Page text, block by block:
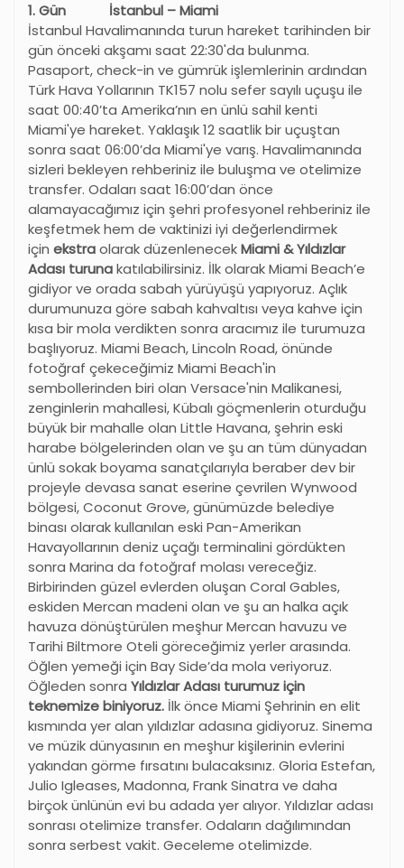
1. Gün İstanbul – Miami
İstanbul Havalimanında turun hareket tarihinden bir
gün önceki akşamı saat 22:30'da bulunma.
Pasaport, check-in ve gümrük işlemlerinin ardından
Türk Hava Yollarının TK157 nolu sefer sayılı uçuşu ile
saat 00:40’ta Amerika’nın en ünlü sahil kenti
Miami'ye hareket. Yaklaşık 12 saatlik bir uçuştan
sonra saat 06:00’da Miami'ye varış. Havalimanında
sizleri bekleyen rehberiniz ile buluşma ve otelimize
transfer. Odaları saat 16:00’dan önce
alamayacağımız için şehri profesyonel rehberiniz ile
keşfetmek hem de vaktinizi iyi değerlendirmek
için ekstraolarak düzenlenecekMiami & Yıldızlar
Adası turunakatılabilirsiniz. İlk olarak Miami Beach’e
gidiyor ve orada sabah yürüyüşü yapıyoruz. Açlık
durumunuza göre sabah kahvaltısı veya kahve için
kısa bir mola verdikten sonra aracımız ile turumuza
başlıyoruz. Miami Beach, Lincoln Road, önünde
fotoğraf çekeceğimiz Miami Beach'in
sembollerinden biri olan Versace'nin Malikanesi,
zenginlerin mahallesi, Kübalı göçmenlerin oturduğu
büyük bir mahalle olan Little Havana, şehrin eski
harabe bölgelerinden olan ve şu an tüm dünyadan
ünlü sokak boyama sanatçılarıyla beraber dev bir
projeyle devasa sanat eserine çevrilen Wynwood
bölgesi, Coconut Grove, günümüzde belediye
binası olarak kullanılan eski Pan-Amerikan
Havayollarının deniz uçağı terminalini gördükten
sonra Marina da fotoğraf molası vereceğiz.
Birbirinden güzel evlerden oluşan Coral Gables,
eskiden Mercan madeni olan ve şu an halka açık
havuza dönüştürülen meşhur Mercan havuzu ve
Tarihi Biltmore Oteli göreceğimiz yerler arasında.
Öğlen yemeği için Bay Side’da mola veriyoruz.
Öğleden sonra Yıldızlar Adası turumuz için
teknemize biniyoruz. İlk önce Miami Şehrinin en elit
kısmında yer alan yıldızlar adasına gidiyoruz. Sinema
ve müzik dünyasının en meşhur kişilerinin evlerini
yakından görme fırsatını bulacaksınız. Gloria Estefan,
Julio Igleases, Madonna, Frank Sinatra ve daha
birçok ünlünün evi bu adada yer alıyor. Yıldızlar adası
sonrası otelimize transfer. Odaların dağılımından
sonra serbest vakit. Geceleme otelimizde.